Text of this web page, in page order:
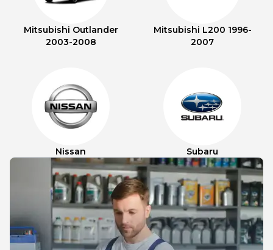
Mitsubishi Outlander
2003-2008
Mitsubishi L200 1996-
2007
Nissan Subaru